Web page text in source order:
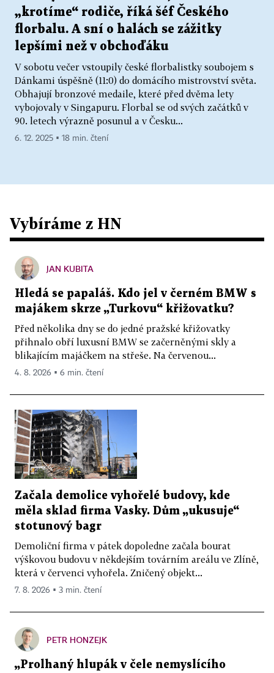
„krotíme“ rodiče, říká šéf Českého
florbalu. A sní o halách se zážitky
lepšími než v obchoďáku
V sobotu večer vstoupily české florbalistky soubojem s
Dánkami úspěšně (11:0) do domácího mistrovství světa.
Obhajují bronzové medaile, které před dvěma lety
vybojovaly v Singapuru. Florbal se od svých začátků v
90. letech výrazně posunul a v Česku...
6. 12. 2025 ▪ 18 min. čtení
Vybíráme z HN
JAN KUBITA
Hledá se papaláš. Kdo jel v černém BMW s
majákem skrze „Turkovu“ křižovatku?
Před několika dny se do jedné pražské křižovatky
přihnalo obří luxusní BMW se začerněnými skly a
blikajícím majáčkem na střeše. Na červenou...
4. 8. 2026 ▪ 6 min. čtení
Začala demolice vyhořelé budovy, kde
měla sklad firma Vasky. Dům „ukusuje“
stotunový bagr
Demoliční firma v pátek dopoledne začala bourat
výškovou budovu v někdejším továrním areálu ve Zlíně,
která v červenci vyhořela. Zničený objekt...
7. 8. 2026 ▪ 3 min. čtení
PETR HONZEJK
„Prolhaný hlupák v čele nemyslícího